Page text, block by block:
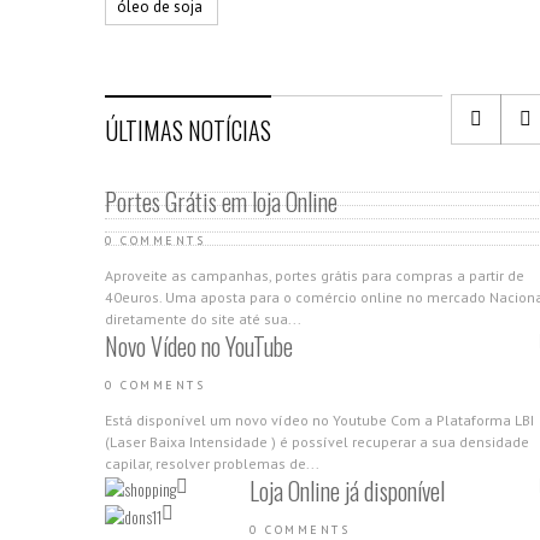
óleo de soja
ÚLTIMAS NOTÍCIAS
Portes Grátis em loja Online
0 COMMENTS
Aproveite as campanhas, portes grátis para compras a partir de
40euros. Uma aposta para o comércio online no mercado
diretamente do site até sua...
Novo Vídeo no YouTube
0 COMMENTS
Está disponível um novo vídeo no Youtube Com a Plataforma LBI
(Laser Baixa Intensidade ) é possível recuperar a sua densidade
capilar, resolver problemas de...
Loja Online já disponível
0 COMMENTS